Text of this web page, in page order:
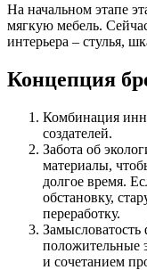
На начальном этапе
мягкую мебель.
интерьера – стулья,
Концепция
Комбинация
создателей.
Забота об
материалы,
долгое время.
обстановку,
переработку.
положительные
и сочетанием